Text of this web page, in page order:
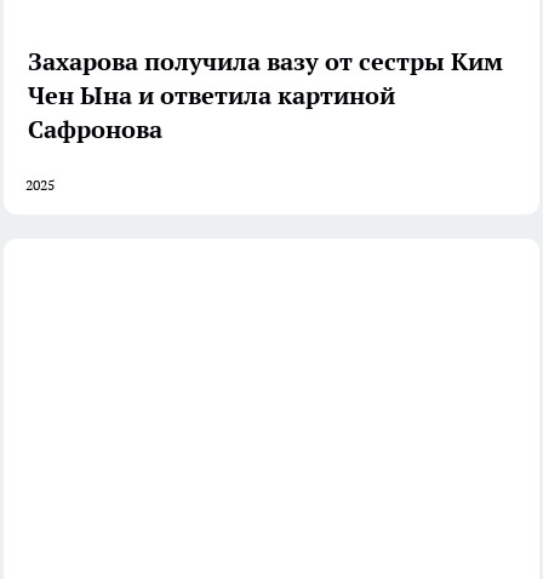
Захарова получила вазу от сестры Ким
Чен Ына и ответила картиной
Сафронова
2025